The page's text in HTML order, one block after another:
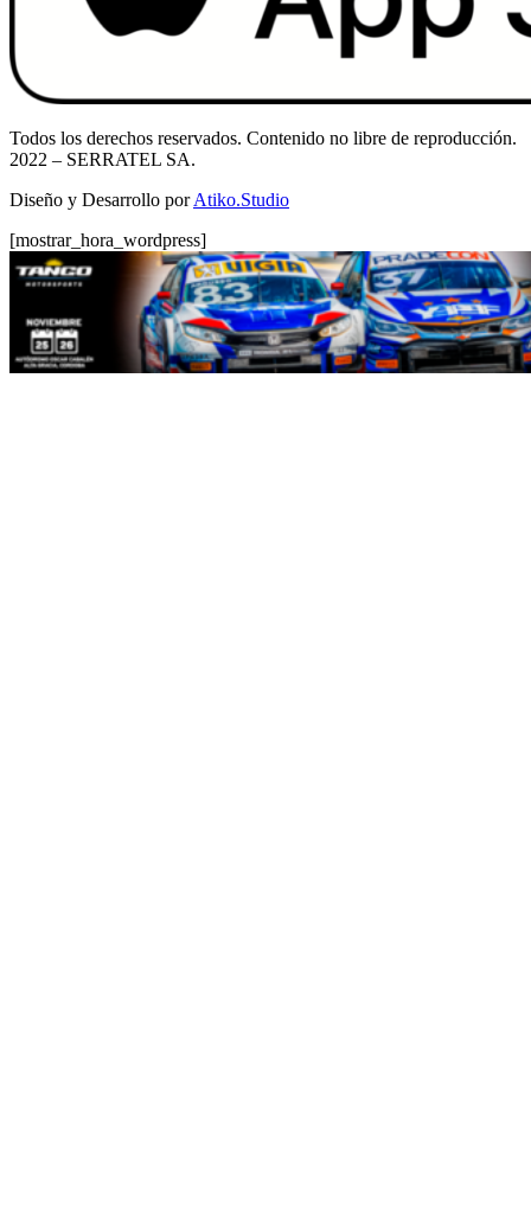
Todos los derechos reservados. Contenido no libre de reproducción.
2022 – SERRATEL SA.
Diseño y Desarrollo porAtiko.Studio
[mostrar_hora_wordpress]